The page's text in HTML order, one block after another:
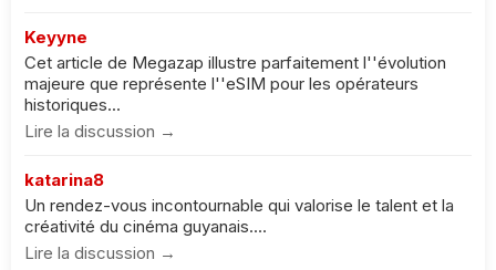
Keyyne
Cet article de Megazap illustre parfaitement l''évolution
majeure que représente l''eSIM pour les opérateurs
historiques...
Lire la discussion →
katarina8
Un rendez-vous incontournable qui valorise le talent et la
créativité du cinéma guyanais....
Lire la discussion →